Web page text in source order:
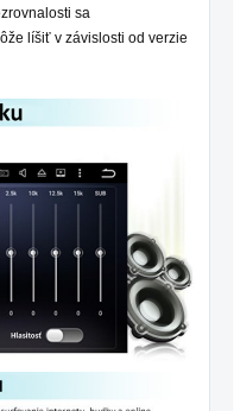
sa
líšiť v závislosti od verzie